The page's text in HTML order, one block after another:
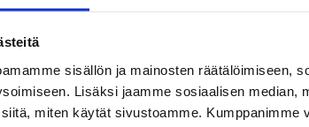
sisällön ja mainosten räätälöimiseen,
Lisäksi jaamme sosiaalisen median,
miten käytät sivustoamme. Kumppanimme